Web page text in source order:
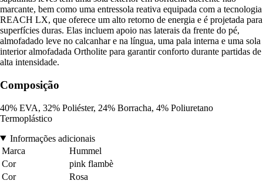
marcante, bem como uma entressola reativa equipada com a tecnologia
REACH LX, que oferece um alto retorno de energia e é projetada para
superfícies duras. Elas incluem apoio nas laterais da frente do pé,
almofadado leve no calcanhar e na língua, uma pala interna e uma sola
interior almofadada Ortholite para garantir conforto durante partidas de
alta intensidade.
Composição
40% EVA, 32% Poliéster, 24% Borracha, 4% Poliuretano
Termoplástico
Informações adicionais
Marca
Hummel
Cor
pink flambè
Cor
Rosa